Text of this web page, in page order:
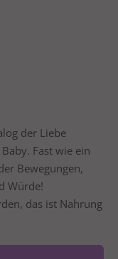
der Liebe
Fast wie ein
Bewegungen,
Würde!
das ist Nahrung